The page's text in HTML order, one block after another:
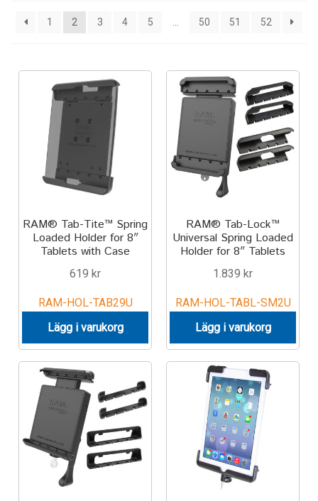
Keyboard
Microphone
Phone
Printer
Tablet
Components
Mounts with Holder
Holders
Monitor
Mounts
1 2 3 4 5 … 50 51 52
RAM® Tab-Tite™ Spring
Loaded Holder for 8″
Tablets with Case
619 kr
RAM-HOL-TAB29U
Lägg i varukorg
RAM® Tab-Lock™
Universal Spring Loaded
Holder for 8″ Tablets
1.839 kr
RAM-HOL-TABL-SM2U
Lägg i varukorg